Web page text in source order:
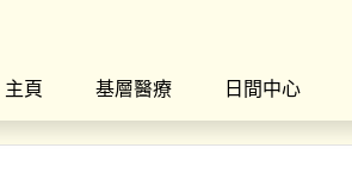
主頁
基層醫療 日間中心